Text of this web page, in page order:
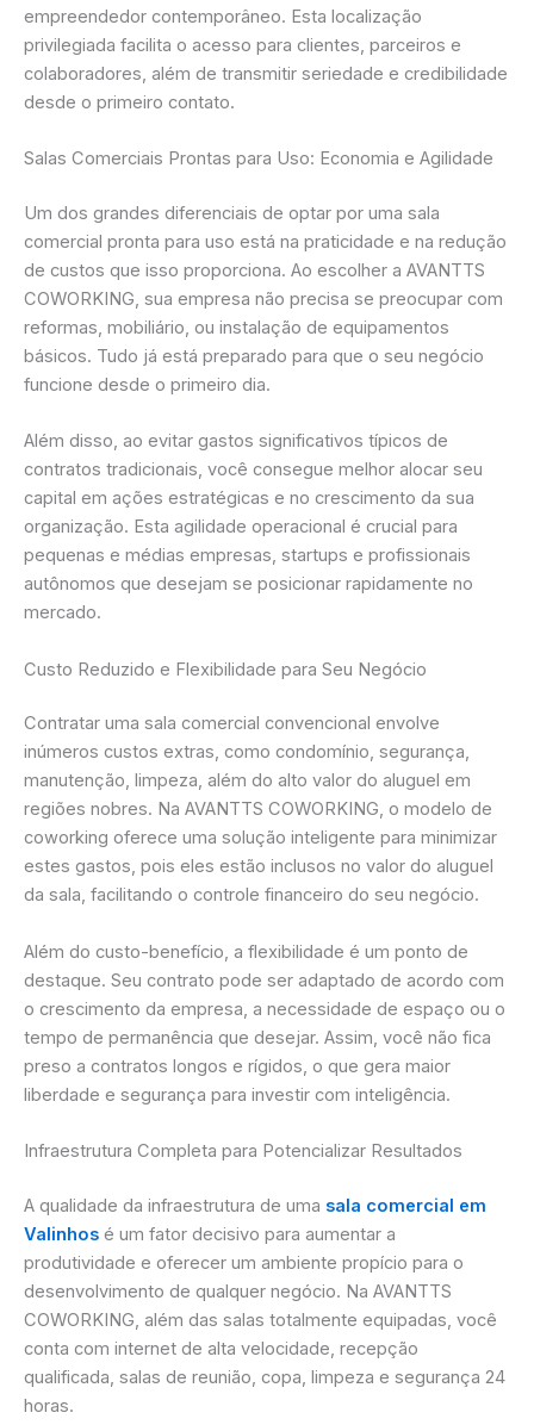
empreendedor contemporâneo. Esta localização
privilegiada facilita o acesso para clientes, parceiros e
colaboradores, além de transmitir seriedade e credibilidade
desde o primeiro contato.
Salas Comerciais Prontas para Uso: Economia e Agilidade
Um dos grandes diferenciais de optar por uma sala
comercial pronta para uso está na praticidade e na redução
de custos que isso proporciona. Ao escolher a AVANTTS
COWORKING, sua empresa não precisa se preocupar com
reformas, mobiliário, ou instalação de equipamentos
básicos. Tudo já está preparado para que o seu negócio
funcione desde o primeiro dia.
Além disso, ao evitar gastos significativos típicos de
contratos tradicionais, você consegue melhor alocar seu
capital em ações estratégicas e no crescimento da sua
organização. Esta agilidade operacional é crucial para
pequenas e médias empresas, startups e profissionais
autônomos que desejam se posicionar rapidamente no
mercado.
Custo Reduzido e Flexibilidade para Seu Negócio
Contratar uma sala comercial convencional envolve
inúmeros custos extras, como condomínio, segurança,
manutenção, limpeza, além do alto valor do aluguel em
regiões nobres. Na AVANTTS COWORKING, o modelo de
coworking oferece uma solução inteligente para minimizar
estes gastos, pois eles estão inclusos no valor do aluguel
da sala, facilitando o controle financeiro do seu negócio.
Além do custo-benefício, a flexibilidade é um ponto de
destaque. Seu contrato pode ser adaptado de acordo com
o crescimento da empresa, a necessidade de espaço ou o
tempo de permanência que desejar. Assim, você não fica
preso a contratos longos e rígidos, o que gera maior
liberdade e segurança para investir com inteligência.
Infraestrutura Completa para Potencializar Resultados
A qualidade da infraestrutura de uma sala comercial em
Valinhos é um fator decisivo para aumentar a
produtividade e oferecer um ambiente propício para o
desenvolvimento de qualquer negócio. Na AVANTTS
COWORKING, além das salas totalmente equipadas, você
conta com internet de alta velocidade, recepção
qualificada, salas de reunião, copa, limpeza e segurança 24
horas.